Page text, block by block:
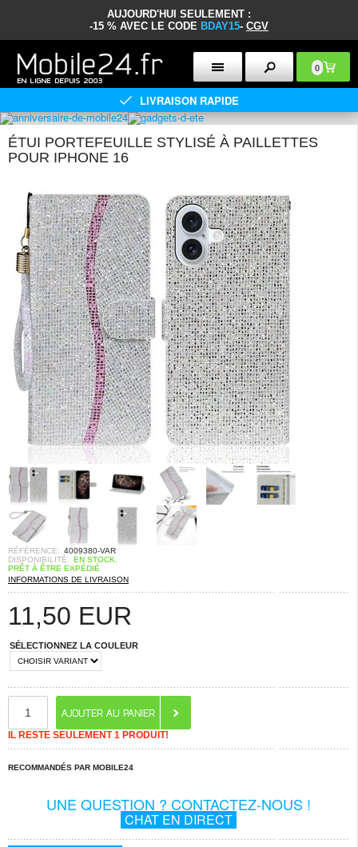
AUJOURD'HUI SEULEMENT :
-15 % AVEC LE CODE BDAY15- CGV
0
LIVRAISON RAPIDE
ÉTUI PORTEFEUILLE STYLISÉ À PAILLETTES
POUR IPHONE 16
RÉFÉRENCE: 4009380-VAR
DISPONIBILITÉ: EN STOCK.
PRÊT À ÊTRE EXPÉDIÉ
INFORMATIONS DE LIVRAISON
11,50 EUR
SÉLECTIONNEZ LA COULEUR
IL RESTE SEULEMENT 1 PRODUIT!
RECOMMANDÉS PAR MOBILE24
UNE QUESTION ? CONTACTEZ-NOUS !
CHAT EN DIRECT